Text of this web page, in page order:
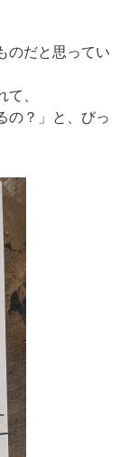
のだと思ってい
、
の？」と、びっ